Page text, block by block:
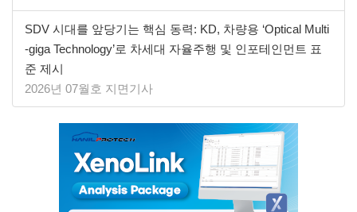
SDV 시대를 앞당기는 핵심 동력: KD, 차량용 ‘Optical Multi
-giga Technology’로 차세대 자율주행 및 인포테인먼트 표
준 제시
2026년 07월호 지면기사